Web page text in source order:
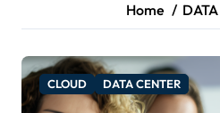
Home
CLOUD DATA CENTER